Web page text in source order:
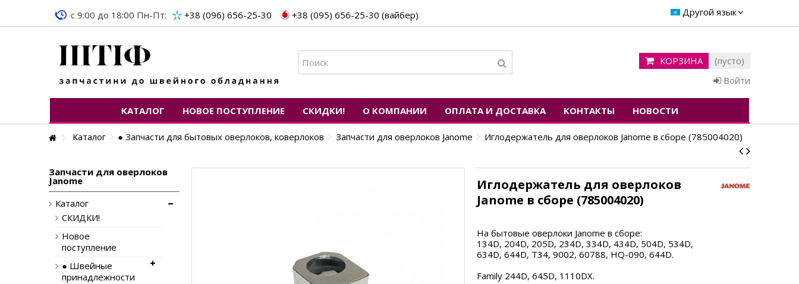
Другой язык
c 9:00 до 18:00 Пн-Пт: +38 (096) 656-25-30 +38 (095) 656-25-30 (вайбер)
КОРЗИНА
(пусто)
Войти
КАТАЛОГ НОВОЕ ПОСТУПЛЕНИЕ СКИДКИ! О КОМПАНИИ ОПЛАТА И ДОСТАВКА КОНТАКТЫ НОВОСТИ
Каталог ● Запчасти для бытовых оверлоков, коверлоков Запчасти для оверлоков Janome Иглодержатель для оверлоков Janome в сборе (785004020)
Иглодержатель для оверлоков
Janome в сборе (785004020)
На бытовые оверлоки Janome в сборе:
134D, 204D, 205D, 234D, 334D, 434D, 504D, 534D,
634D, 644D, T34, 9002, 60788, HQ-090, 644D.
Family 244D, 645D, 1110DX.
Запчасти для оверлоков
Janome
Каталог
СКИДКИ!
Новое
поступление
● Швейные
принадлежности